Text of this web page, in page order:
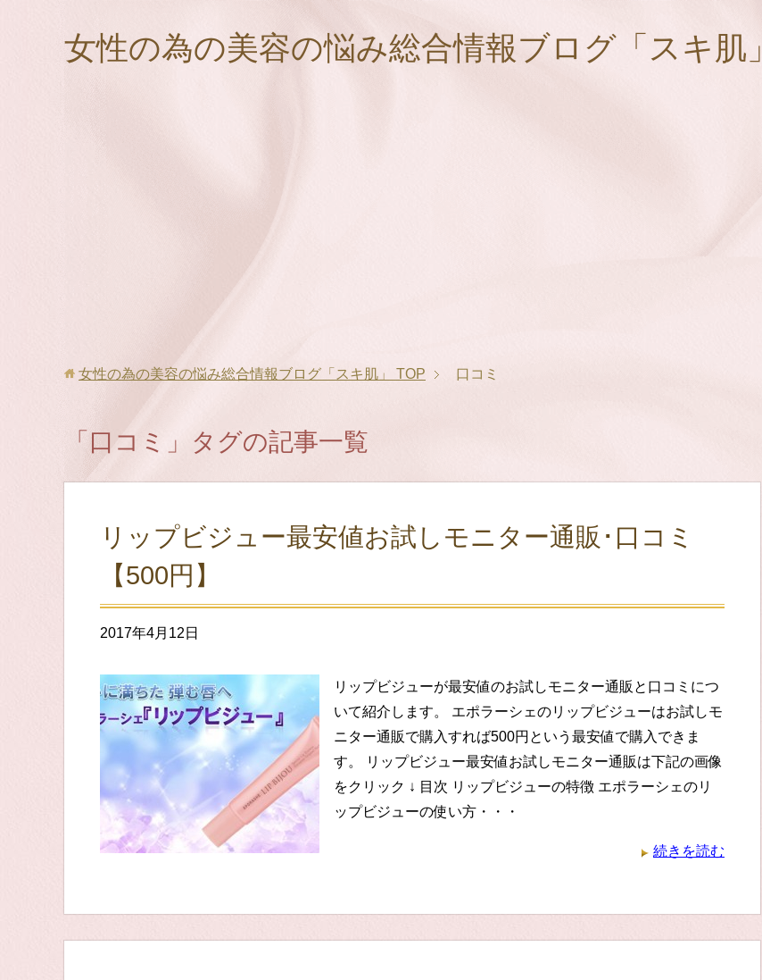
女性の為の美容の悩み総合情報ブログ「スキ肌」
女性の為の美容の悩み総合情報ブログ「スキ肌」 TOP 口コミ
「口コミ」タグの記事一覧
リップビジュー最安値お試しモニター通販･口コミ
【500円】
2017年4月12日
リップビジューが最安値のお試しモニター通販と口コミにつ
いて紹介します。 エポラーシェのリップビジューはお試しモ
ニター通販で購入すれば500円という最安値で購入できま
す。 リップビジュー最安値お試しモニター通販は下記の画像
をクリック ↓ 目次 リップビジューの特徴 エポラーシェのリ
ップビジューの使い方・・・
続きを読む